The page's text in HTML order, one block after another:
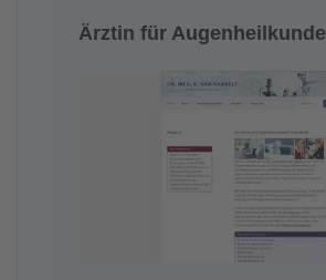
Ärztin für Augenheilkunde